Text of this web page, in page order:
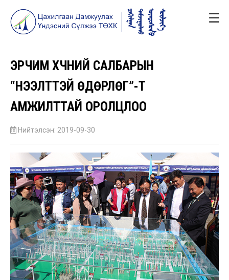
☰
ЭРЧИМ ХҮЧНИЙ САЛБАРЫН
“НЭЭЛТТЭЙ ӨДӨРЛӨГ”-Т
АМЖИЛТТАЙ ОРОЛЦЛОО
Нийтэлсэн: 2019-09-30